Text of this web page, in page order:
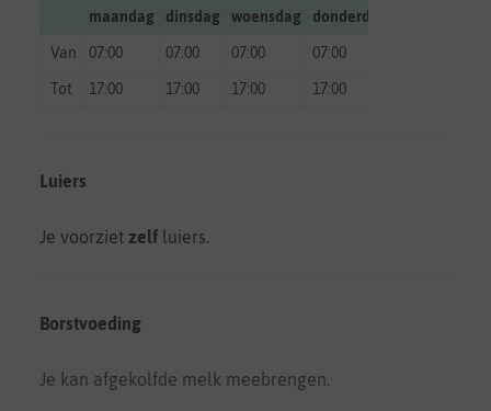
maandag dinsdag woensdag donderdag
Van 07:00 07:00 07:00 07:00
Tot 17:00 17:00 17:00 17:00
Luiers
Je voorziet zelf luiers.
Borstvoeding
Je kan afgekolfde melk meebrengen.